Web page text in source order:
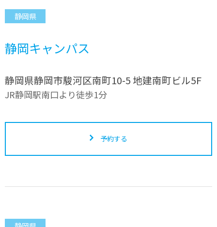
静岡県
静岡キャンパス
静岡県静岡市駿河区南町10-5 地建南町ビル5F
JR静岡駅南口より徒歩1分
予約する